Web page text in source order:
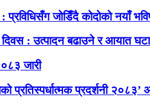
जोडिँदै कोदोको नयाँ
दिवस : उत्पादन बढाउने र आयात
जारी
प्रतिस्पर्धात्मक प्रदर्शनी